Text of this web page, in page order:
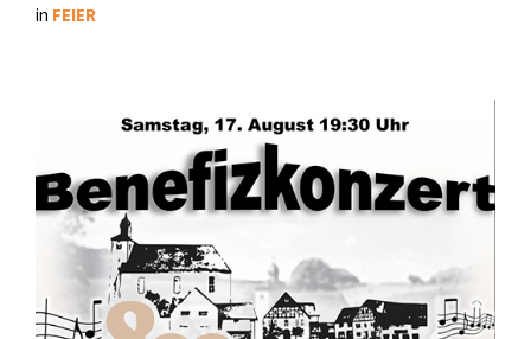
in FEIER